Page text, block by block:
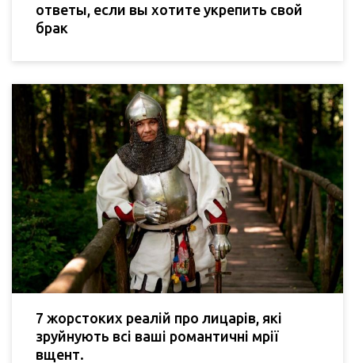
ответы, если вы хотите укрепить свой
брак
7 жорстоких реалій про лицарів, які
зруйнують всі ваші романтичні мрії
вщент.